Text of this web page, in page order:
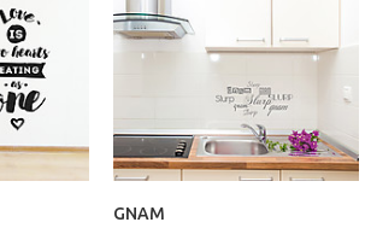
GNAM